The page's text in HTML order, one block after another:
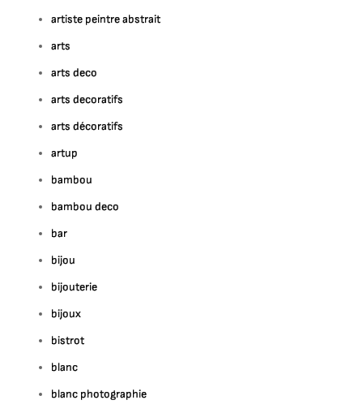
artiste peintre abstrait
arts
arts deco
arts decoratifs
arts décoratifs
artup
bambou
bambou deco
bar
bijou
bijouterie
bijoux
bistrot
blanc
blanc photographie